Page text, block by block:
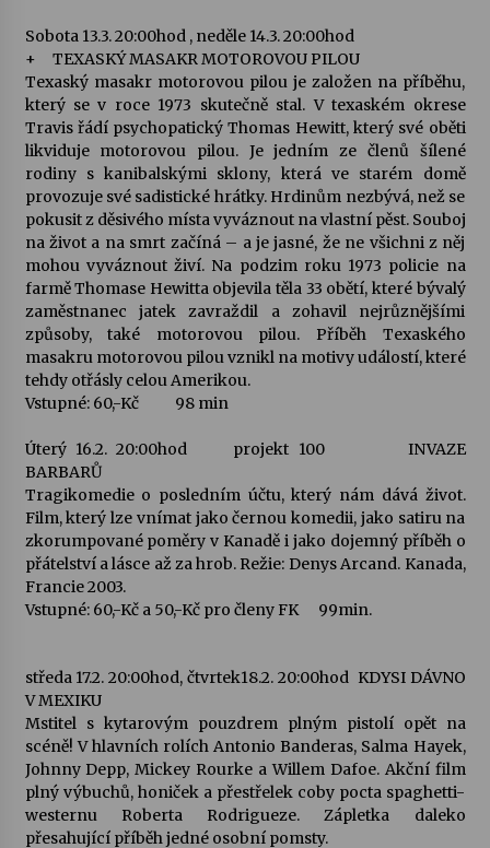
Sobota 13.3. 20:00hod , neděle 14.3. 20:00hod
+ TEXASKÝ MASAKR MOTOROVOU PILOU
Texaský masakr motorovou pilou je založen na příběhu,
který se v roce 1973 skutečně stal. V texaském okrese
Travis řádí psychopatický Thomas Hewitt, který své oběti
likviduje motorovou pilou. Je jedním ze členů šílené
rodiny s kanibalskými sklony, která ve starém domě
provozuje své sadistické hrátky. Hrdinům nezbývá, než se
pokusit z děsivého místa vyváznout na vlastní pěst. Souboj
na život a na smrt začíná – a je jasné, že ne všichni z něj
mohou vyváznout živí. Na podzim roku 1973 policie na
farmě Thomase Hewitta objevila těla 33 obětí, které bývalý
zaměstnanec jatek zavraždil a zohavil nejrůznějšími
způsoby, také motorovou pilou. Příběh Texaského
masakru motorovou pilou vznikl na motivy událostí, které
tehdy otřásly celou Amerikou.
Vstupné: 60,-Kč 98 min
Úterý 16.2. 20:00hod projekt 100 INVAZE
BARBARŮ
Tragikomedie o posledním účtu, který nám dává život.
Film, který lze vnímat jako černou komedii, jako satiru na
zkorumpované poměry v Kanadě i jako dojemný příběh o
přátelství a lásce až za hrob. Režie: Denys Arcand. Kanada,
Francie 2003.
Vstupné: 60,-Kč a 50,-Kč pro členy FK 99min.
středa 17.2. 20:00hod, čtvrtek18.2. 20:00hod KDYSI DÁVNO
V MEXIKU
Mstitel s kytarovým pouzdrem plným pistolí opět na
scéně! V hlavních rolích Antonio Banderas, Salma Hayek,
Johnny Depp, Mickey Rourke a Willem Dafoe. Akční film
plný výbuchů, honiček a přestřelek coby pocta spaghetti-
westernu Roberta Rodrigueze. Zápletka daleko
přesahující příběh jedné osobní pomsty.